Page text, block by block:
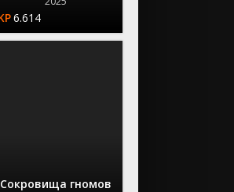
6.614
Сокровища гномов